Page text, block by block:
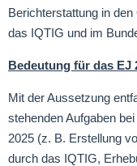
Berichterstattung in
das IQTIG und im
Bedeutung für das EJ
Mit der Aussetzung
stehenden Aufgaben
2025 (z. B. Erstellung
durch das IQTIG,